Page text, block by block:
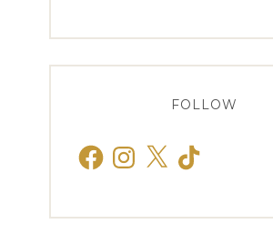
FOLLOW
FacebookInstagram
X TikTok